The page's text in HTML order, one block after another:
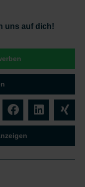
uns auf dich!